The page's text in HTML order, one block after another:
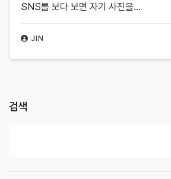
JIN
SNS를 보다 보면 자기 사진을…
검색